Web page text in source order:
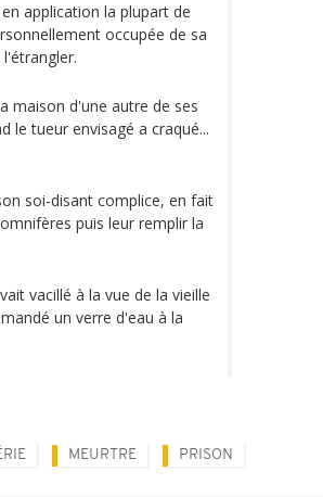
application la plupart de
occupée de sa
maison d'une autre de ses
le tueur envisagé a craqué...
soi-disant complice, en fait
puis leur remplir la
vacillé à la vue de la vieille
un verre d'eau à la
MEURTRE PRISON